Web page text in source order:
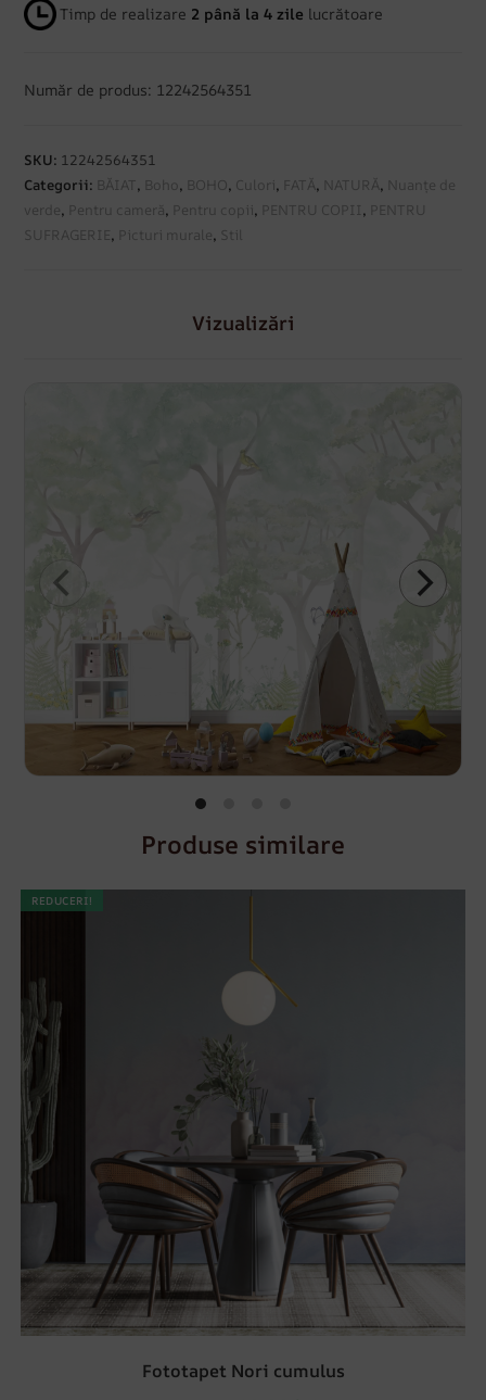
Timp de realizare 2 până la 4 zile lucrătoare
Număr de produs: 12242564351
SKU: 12242564351
Categorii: BĂIAT, Boho , BOHO, Culori, FATĂ, NATURĂ,
Nuanțe de
verde, Pentru cameră, Pentru copii, PENTRU COPII, PENTRU
SUFRAGERIE, Picturi murale, Stil
Vizualizări
Produse similare
REDUCERI!
Fototapet Nori cumulus